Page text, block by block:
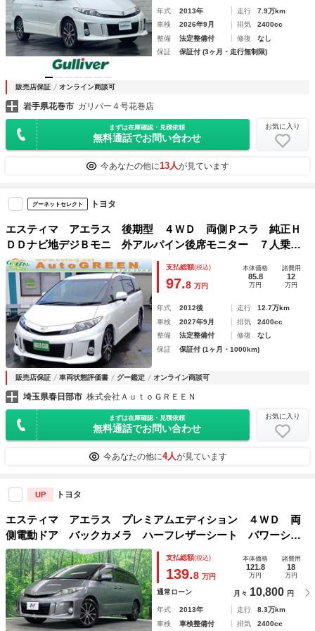
年式 2013年 走行
7.9万km
車検
2026年9月 排気
2400cc
整備
法定整備付 修復
なし
保証
保証付 (3ヶ月・走行無制限)
販売店保証 オンライン商談可
岩手県花巻市 ガリバー４号花巻店
まずは在庫確認・見積依頼
無料通話でお問い合わせ
お気に入り
今あなたの他に13人が見ています
グーネットセレクト トヨタ
エスティマ アエラス 後期型 ４ＷＤ 両側Ｐスラ 純正Ｈ
ＤＤナビ地デジＢモニ 外アルパイン後席モニター ７人乗
禁煙車 ビルトインＥＴＣ スマートキー クルコン ＨＩ
Ｄ リアスポ ドアバイザー 純正１８アルミホイール
支払総額(税込)
97.8 万円
本体価格
85.8
万円
諸費用
12
万円
年式 2012後 走行
12.7万km
車検
2027年9月 排気
2400cc
整備
法定整備付 修復
なし
保証
保証付 (1ヶ月・1000km)
販売店保証 車両状態評価書 グー鑑定 オンライン商談可
埼玉県春日部市 株式会社ＡｕｔｏＧＲＥＥＮ
まずは在庫確認・見積依頼
無料通話でお問い合わせ
お気に入り
今あなたの他に4人が見ています
UP トヨタ
エスティマ アエラス プレミアムエディション ４ＷＤ 両
側電動ドア バックカメラ ハーフレザーシート パワーシー
ト ＬＥＤヘッド 純正１７インチアルミ オートライト オ
ートエアコン リアエアコン Ｂｌｕｅｔｏｏｔｈ ＣＤ Ｄ
ＶＤ再生 フルセグ
支払総額(税込)
139.8 万円
本体価格
121.8
万円
諸費用
18
万円
通常ローン 月々 10,800 円
年式 2013年 走行
8.3万km
車検
車検整備付 排気
2400cc